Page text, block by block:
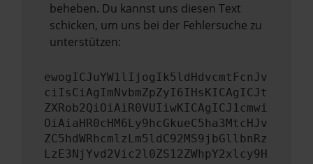
beheben. Du kannst uns diesen Text
schicken, um uns bei der Fehlersuche zu
unterstützen:
ewogICJuYW1lIjogIk5ldHdvcmtFcnJv
ciIsCiAgImNvbmZpZyI6IHsKICAgICJt
ZXRob2QiOiAiR0VUIiwKICAgICJ1cmwi
OiAiaHR0cHM6Ly9hcGkueC5ha3MtcHJv
ZC5hdWRhcmlzLm5ldC92MS9jbGllbnRz
LzE3NjYvd2Vic2l0ZS12ZWhpY2xlcy9H